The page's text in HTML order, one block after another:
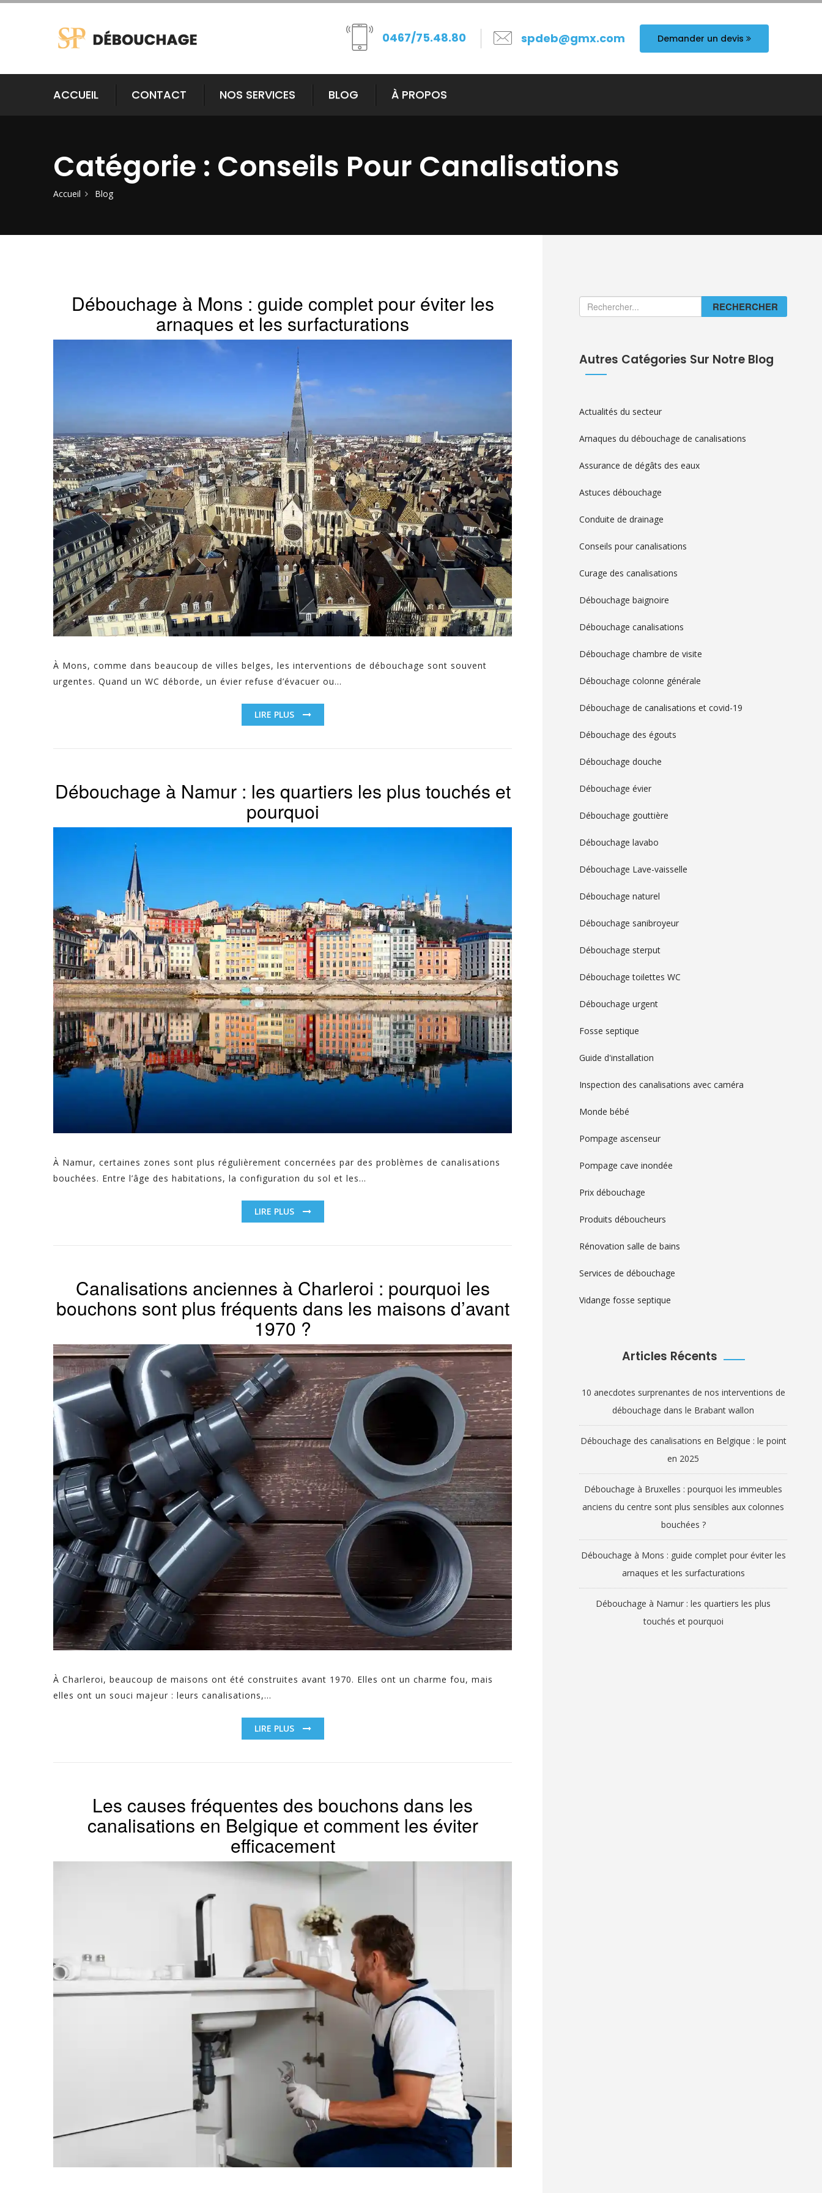
0467/75.48.80 spdeb@gmx.com Demander un devis
ACCUEIL CONTACT NOS SERVICES BLOG À PROPOS
Catégorie : Conseils Pour Canalisations
Accueil Blog
Débouchage à Mons : guide complet pour éviter les
arnaques et les surfacturations
À Mons, comme dans beaucoup de villes belges, les interventions de débouchage sont souvent
urgentes. Quand un WC déborde, un évier refuse d’évacuer ou...
LIRE PLUS
Débouchage à Namur : les quartiers les plus touchés et
pourquoi
À Namur, certaines zones sont plus régulièrement concernées par des problèmes de canalisations
bouchées. Entre l’âge des habitations, la configuration du sol et les...
LIRE PLUS
Canalisations anciennes à Charleroi : pourquoi les
bouchons sont plus fréquents dans les maisons d’avant
1970 ?
À Charleroi, beaucoup de maisons ont été construites avant 1970. Elles ont un charme fou, mais
elles ont un souci majeur : leurs canalisations,...
LIRE PLUS
Les causes fréquentes des bouchons dans les
canalisations en Belgique et comment les éviter
efficacement
RECHERCHER
Autres Catégories Sur Notre Blog
Actualités du secteur
Arnaques du débouchage de canalisations
Assurance de dégâts des eaux
Astuces débouchage
Conduite de drainage
Conseils pour canalisations
Curage des canalisations
Débouchage baignoire
Débouchage canalisations
Débouchage chambre de visite
Débouchage colonne générale
Débouchage de canalisations et covid-19
Débouchage des égouts
Débouchage douche
Débouchage évier
Débouchage gouttière
Débouchage lavabo
Débouchage Lave-vaisselle
Débouchage naturel
Débouchage sanibroyeur
Débouchage sterput
Débouchage toilettes WC
Débouchage urgent
Fosse septique
Guide d'installation
Inspection des canalisations avec caméra
Monde bébé
Pompage ascenseur
Pompage cave inondée
Prix débouchage
Produits déboucheurs
Rénovation salle de bains
Services de débouchage
Vidange fosse septique
Articles Récents
10 anecdotes surprenantes de nos interventions de
débouchage dans le Brabant wallon
Débouchage des canalisations en Belgique : le point
en 2025
Débouchage à Bruxelles : pourquoi les immeubles
anciens du centre sont plus sensibles aux colonnes
bouchées ?
Débouchage à Mons : guide complet pour éviter les
arnaques et les surfacturations
Débouchage à Namur : les quartiers les plus
touchés et pourquoi